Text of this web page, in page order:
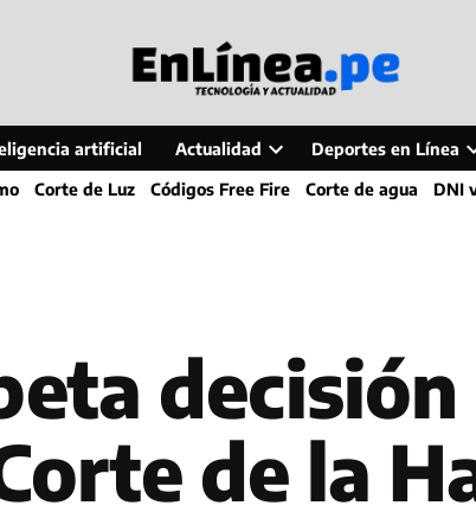
artificial Actualidad
Open
dropdown
Deportes en Línea
Corte de Luz Códigos Free Fire Corte de agua DNI
de la